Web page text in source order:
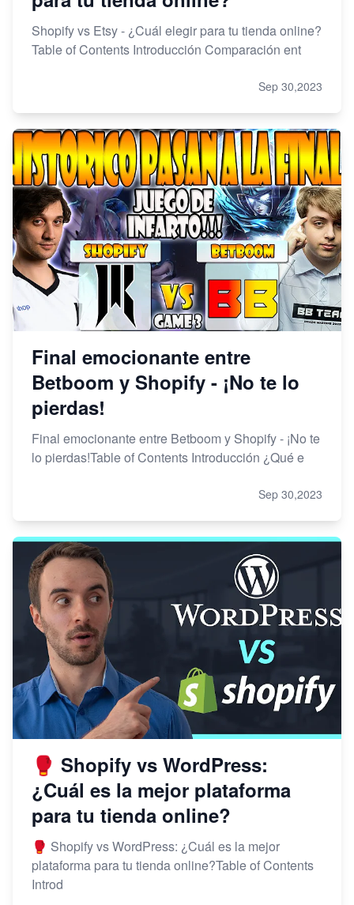
Shopify vs Etsy - ¿Cuál elegir para tu tienda online?
Table of Contents Introducción Comparación ent
Sep 30,2023
Final emocionante entre
Betboom y Shopify - ¡No te lo
pierdas!
Final emocionante entre Betboom y Shopify - ¡No te
lo pierdas!Table of Contents Introducción ¿Qué e
Sep 30,2023
🥊 Shopify vs WordPress:
¿Cuál es la mejor plataforma
para tu tienda online?
🥊 Shopify vs WordPress: ¿Cuál es la mejor
plataforma para tu tienda online?Table of Contents
Introd